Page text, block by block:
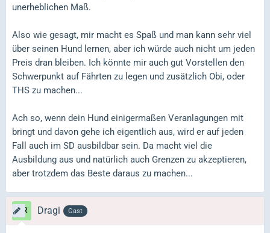
unerheblichen Maß.
Also wie gesagt, mir macht es Spaß und man kann sehr viel
über seinen Hund lernen, aber ich würde auch nicht um jeden
Preis dran bleiben. Ich könnte mir auch gut Vorstellen den
Schwerpunkt auf Fährten zu legen und zusätzlich Obi, oder
THS zu machen...
Ach so, wenn dein Hund einigermaßen Veranlagungen mit
bringt und davon gehe ich eigentlich aus, wird er auf jeden
Fall auch im SD ausbildbar sein. Da macht viel die
Ausbildung aus und natürlich auch Grenzen zu akzeptieren,
aber trotzdem das Beste daraus zu machen...
Dragi Gast